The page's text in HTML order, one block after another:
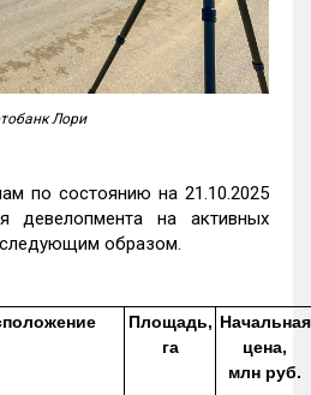
Лори
по состоянию на 21.10.2025
девелопмента на активных
следующим образом.
Площадь,
га
Начальная
цена,
млн руб.